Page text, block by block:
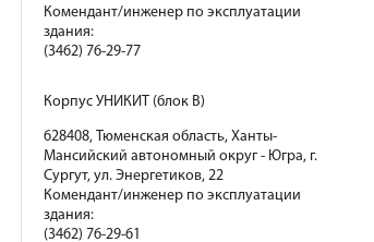
Комендант/инженер по эксплуатации
здания:
(3462) 76-29-77
Корпус УНИКИТ (блок В)
628408, Тюменская область, Ханты-
Мансийский автономный округ - Югра, г.
Сургут, ул. Энергетиков, 22
Комендант/инженер по эксплуатации
здания:
(3462) 76-29-61